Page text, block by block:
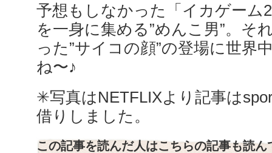
予想もしなかった「イカゲーム
を一身に集める”めんこ男”。そ
った”サイコの顔”の登場に世界
ね〜♪
✳︎写真はNETFLIXより記事は
借りしました。
この記事を読んだ人はこちらの記事も読ん